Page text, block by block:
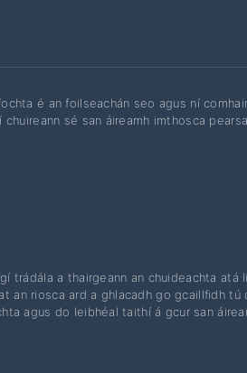
é an foilseachán seo agus ní
chuireann sé san áireamh imthosca
trádála a thairgeann an chuideachta
an riosca ard a ghlacadh go gcaillfidh
agus do leibhéal taithí á gcur san